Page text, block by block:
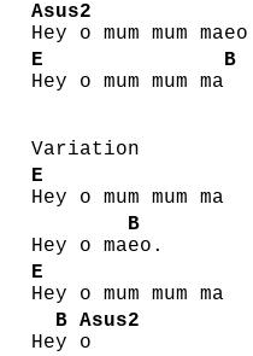
Asus2
Hey o mum mum maeo
E
Hey o mum mum ma
B
Variation
E
Hey o mum mum ma
Hey o ma
B
eo.
E
Hey o mum mum ma
He
B
y
Asus2
o